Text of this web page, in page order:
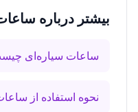
بیشتر درباره
ساعات سیاره‌ای
نحوه استفاده از